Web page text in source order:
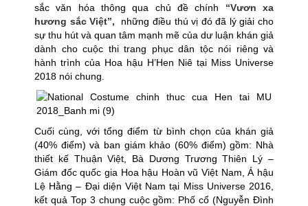
sắc văn hóa thông qua chủ đề chính “Vươn xa
hương sắc Việt”, những điều thú vị đó đã lý giải cho
sự thu hút và quan tâm mạnh mẽ của dư luận khán giả
dành cho cuộc thi trang phục dân tộc nói riêng và
hành trình của Hoa hậu H’Hen Niê tại Miss Universe
2018 nói chung.
Cuối cùng, với tổng điểm từ bình chọn của khán giả
(40% điểm) và ban giám khảo (60% điểm) gồm: Nhà
thiết kế Thuận Việt, Bà Dương Trương Thiên Lý –
Giám đốc quốc gia Hoa hậu Hoàn vũ Việt Nam, Á hậu
Lệ Hằng – Đại diện Việt Nam tại Miss Universe 2016,
kết quả Top 3 chung cuộc gồm: Phố cổ (Nguyễn Đình